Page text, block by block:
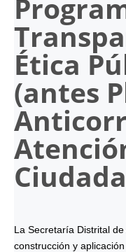
Ética
(antes
La Secretaría Distrital
construcción y